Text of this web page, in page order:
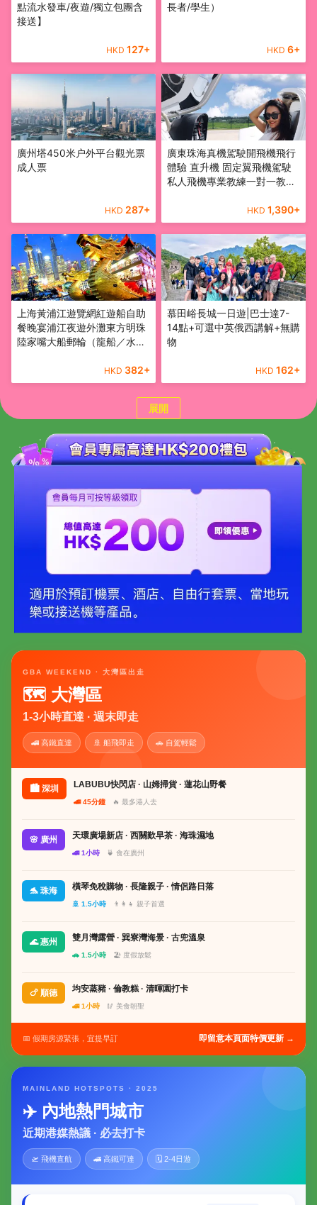
點流水發車/夜遊/獨立包團含
接送】
HKD 127+
長者/學生）
HKD 6+
廣州塔450米户外平台觀光票
成人票
HKD 287+
廣東珠海真機駕駛開飛機飛行
體驗 直升機 固定翼飛機駕駛
私人飛機專業教練一對一教學
HKD 1,390+
上海黃浦江遊覽網紅遊船自助
餐晚宴浦江夜遊外灘東方明珠
陸家嘴大船郵輪（龍船／水晶
HKD 382+
慕田峪長城一日遊|巴士達7-
14點+可選中英俄西講解+無購
物
HKD 162+
展開
GBA WEEKEND · 大灣區出走
🗺 大灣區
1-3小時直達 · 週末即走
🚄 高鐵直達 🚢 船飛即走 🚗 自駕輕鬆
🏙 深圳 LABUBU快閃店 · 山姆掃貨 · 蓮花山野餐
🚄 45分鐘 🔥 最多港人去
🌸 廣州 天環廣場新店 · 西關歎早茶 · 海珠濕地
🚄 1小時 🍵 食在廣州
🐬 珠海 橫琴免稅購物 · 長隆親子 · 情侶路日落
🚢 1.5小時 👨‍👩‍👧 親子首選
🌊 惠州 雙月灣露營 · 巽寮灣海景 · 古兜溫泉
🚗 1.5小時 🏖 度假放鬆
🍗 順德 均安蒸豬 · 倫教糕 · 清暉園打卡
🚄 1小時 🥢 美食朝聖
📅 假期房源緊張，宜提早訂 即留意本頁面特價更新 →
MAINLAND HOTSPOTS · 2025
✈️ 內地熱門城市
近期港媒熱議 · 必去打卡
🛫 飛機直航 🚄 高鐵可達 🗓 2-4日遊